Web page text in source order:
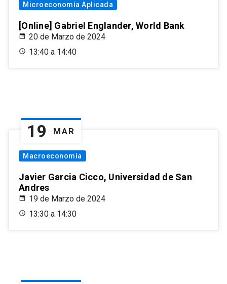
Microeconomía Aplicada
[Online] Gabriel Englander, World Bank
20 de Marzo de 2024
13:40 a 14:40
19 MAR
Macroeconomía
Javier Garcia Cicco, Universidad de San
Andres
19 de Marzo de 2024
13:30 a 14:30